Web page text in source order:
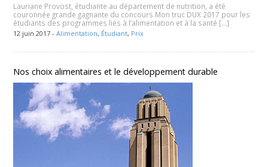
Lauriane Provost, étudiante au département de nutrition, a été
couronnée grande gagnante du concours Mon truc DUX 2017 pour les
étudiants des programmes liés à l’alimentation et à la santé […]
12 juin 2017 -Alimentation, Étudiant, Prix
Nos choix alimentaires et le développement durable